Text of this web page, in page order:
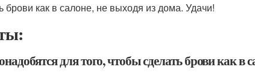
как в салоне, не выходя из дома. Удачи!
для того, чтобы сделать брови как в